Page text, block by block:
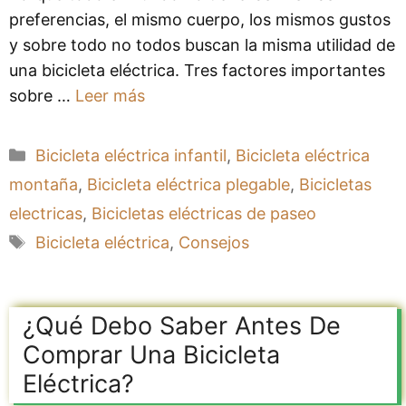
preferencias, el mismo cuerpo, los mismos gustos
y sobre todo no todos buscan la misma utilidad de
una bicicleta eléctrica. Tres factores importantes
sobre … Leer más
Categorías
Bicicleta eléctrica infantil, Bicicleta eléctrica
montaña, Bicicleta eléctrica plegable, Bicicletas
electricas, Bicicletas eléctricas de paseo
Etiquetas
Bicicleta eléctrica, Consejos
¿Qué Debo Saber Antes De
Comprar Una Bicicleta
Eléctrica?